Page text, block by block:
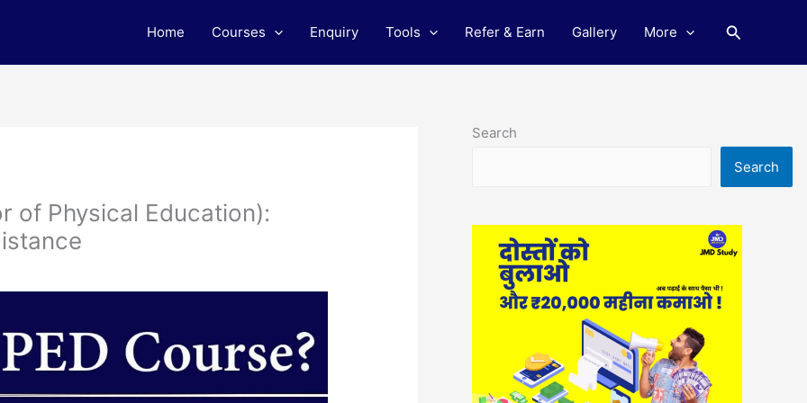
Home Courses Enquiry Tools Refer & Earn Gallery More Search
of Physical Education):
Search
Search